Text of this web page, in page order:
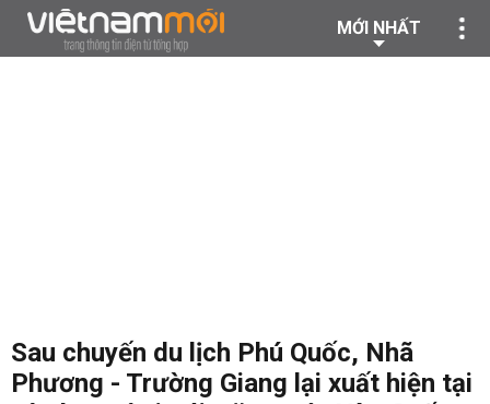
MỚI NHẤT
Sau chuyến du lịch Phú Quốc, Nhã
Phương - Trường Giang lại xuất hiện tại